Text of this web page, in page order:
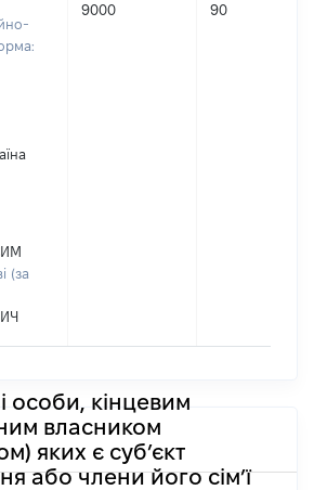
(за
9000 90
особи, кінцевим
власником
яких є суб’єкт
або члени його сім’ї